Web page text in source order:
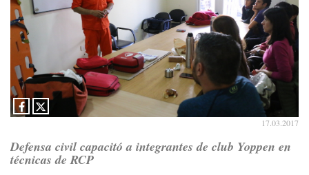
17.03.2017
Defensa civil capacitó a integrantes de club Yoppen en
técnicas de RCP